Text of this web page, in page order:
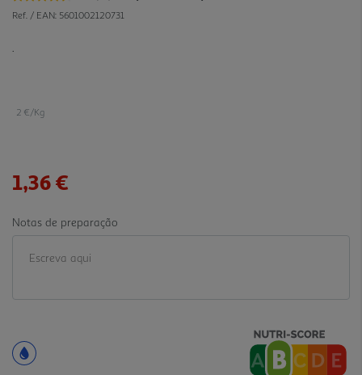
35
Ref. / EAN: 5601002120731
2 €/Kg
1,36 €
Notas de preparação